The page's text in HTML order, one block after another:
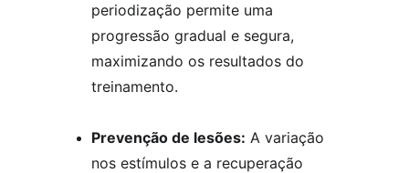
periodização permite uma
progressão gradual e segura,
maximizando os resultados do
treinamento.
Prevenção de lesões: A variação
nos estímulos e a recuperação